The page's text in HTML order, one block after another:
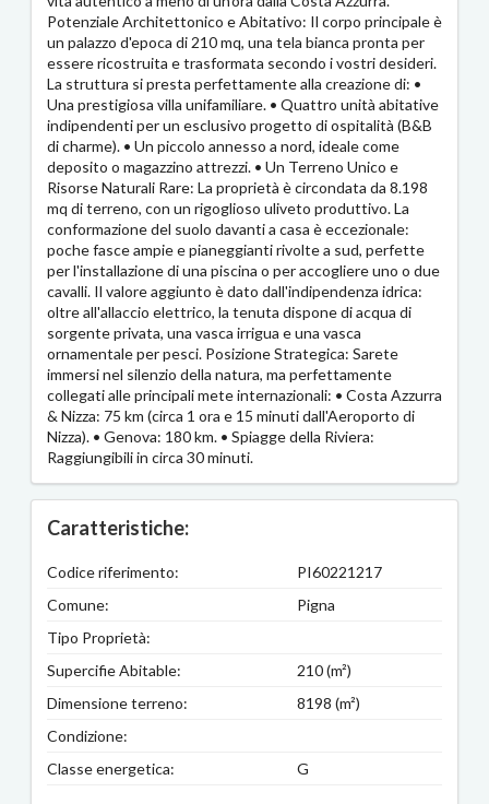
Potenziale Architettonico e Abitativo: Il corpo principale è
un palazzo d'epoca di 210 mq, una tela bianca pronta per
essere ricostruita e trasformata secondo i vostri desideri.
La struttura si presta perfettamente alla creazione di: •
Una prestigiosa villa unifamiliare. • Quattro unità abitative
indipendenti per un esclusivo progetto di ospitalità (B&B
di charme). • Un piccolo annesso a nord, ideale come
deposito o magazzino attrezzi. • Un Terreno Unico e
Risorse Naturali Rare: La proprietà è circondata da 8.198
mq di terreno, con un rigoglioso uliveto produttivo. La
conformazione del suolo davanti a casa è eccezionale:
poche fasce ampie e pianeggianti rivolte a sud, perfette
per l'installazione di una piscina o per accogliere uno o due
cavalli. Il valore aggiunto è dato dall'indipendenza idrica:
oltre all'allaccio elettrico, la tenuta dispone di acqua di
sorgente privata, una vasca irrigua e una vasca
ornamentale per pesci. Posizione Strategica: Sarete
immersi nel silenzio della natura, ma perfettamente
collegati alle principali mete internazionali: • Costa Azzurra
& Nizza: 75 km (circa 1 ora e 15 minuti dall'Aeroporto di
Nizza). • Genova: 180 km. • Spiagge della Riviera:
Raggiungibili in circa 30 minuti.
Caratteristiche:
Codice riferimento:
PI60221217
Comune:
Pigna
Tipo Proprietà:
Supercifie Abitable:
210 (m²)
Dimensione terreno:
8198 (m²)
Condizione:
Classe energetica:
G